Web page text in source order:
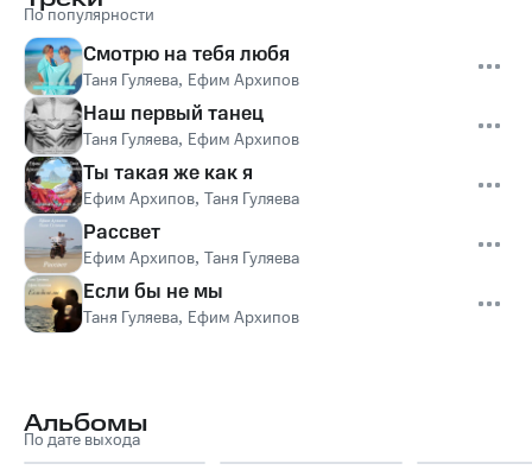
По популярности
Смотрю на тебя любя
Таня Гуляева, Ефим Архипов
Наш первый танец
Таня Гуляева, Ефим Архипов
Ты такая же как я
Ефим Архипов, Таня Гуляева
Рассвет
Ефим Архипов, Таня Гуляева
Если бы не мы
Таня Гуляева, Ефим Архипов
Альбомы
По дате выхода